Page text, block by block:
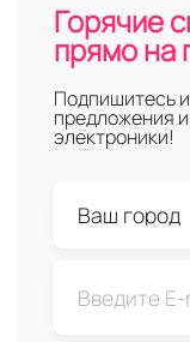
Горячие
прямо на
Подпишитесь
предложения
электроники!